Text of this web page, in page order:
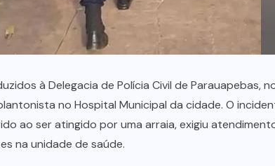
à Delegacia de Polícia Civil de Parauapebas,
no Hospital Municipal da cidade. O
ao ser atingido por uma arraia, exigiu
na unidade de saúde.